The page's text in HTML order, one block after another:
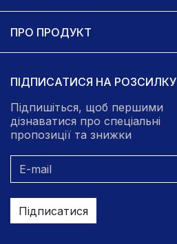
ПРО ПРОДУКТ
ПІДПИСАТИСЯ НА РОЗСИЛКУ
Підпишіться, щоб першими
дізнаватися про спеціальні
пропозиції та знижки
Підписатися